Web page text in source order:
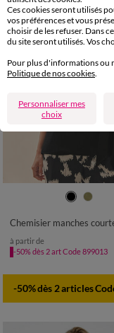
40 42 44
à partir de
-50% dès 2 art Code 899013
-50% dès 2 articles
Ces cookies seront utilisés
vos préférences et vous
choisir de les refuser. Dans
du site seront utilisés. Vos
Pour plus d'informations ou
Politique de nos cookies.
Personnaliser mes
choix